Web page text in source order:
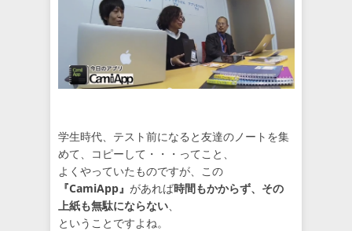
学生時代、テスト前になると友達のノートを集
めて、コピーして・・・ってこと、
よくやっていたものですが、この
『CamiApp』 があれば時間もかからず、その
上紙も無駄にならない、
ということですよね。